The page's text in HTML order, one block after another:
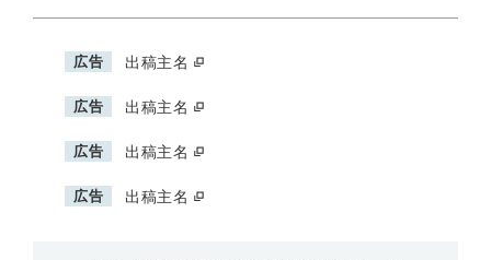
広告 出稿主名
広告 出稿主名
広告 出稿主名
広告 出稿主名